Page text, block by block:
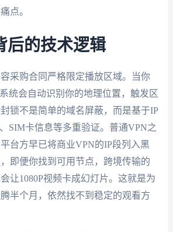
点。
后的技术逻辑
采购合同严格限定播放区域。当你
统会自动识别你的地理位置，触发区
锁不是简单的域名屏蔽，而是基于IP
SIM卡信息等多重验证。普通VPN之
台方早已将商业VPN的IP段列入黑
即便你找到可用节点，跨境传输的
让1080P视频卡成幻灯片。这就是为
半个月，依然找不到稳定的观看方